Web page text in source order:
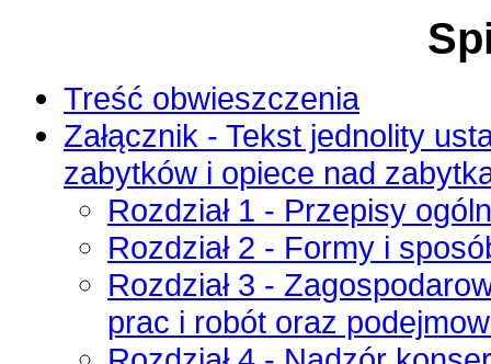
Treść obwieszczenia
Załącznik - Tekst jednolity
zabytków i opiece nad
Rozdział 1 - Przepisy
Rozdział 2 - Formy i
Rozdział 3 -
prac i robót oraz